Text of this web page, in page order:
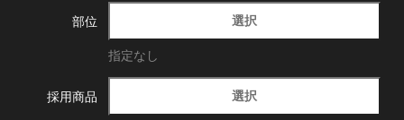
部位 選択
指定なし
採用商品 選択